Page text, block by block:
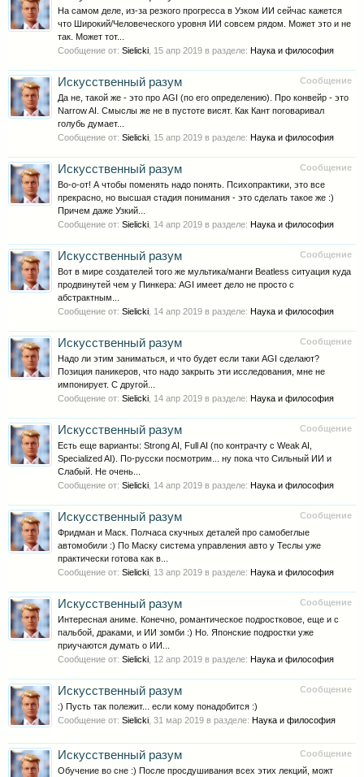
На самом деле, из-за резкого прогресса в Узком ИИ сейчас кажется
что Широкий/Человеческого уровня ИИ совсем рядом. Может это и не
так. Может тот...
Сообщение от: Sielicki 15 апр 2019 в разделе: Наука и философия
Сообщение
Искусственный разум
Да не, такой же - это про AGI (по его определению). Про конвейр - это
Narrow AI. Смыслы же не в пустоте висят. Как Кант поговаривал
голубь думает...
Сообщение от: Sielicki 15 апр 2019 в разделе: Наука и философия
Сообщение
Искусственный разум
Во-о-от! А чтобы поменять надо понять. Психопрактики, это все
прекрасно, но высшая стадия понимания - это сделать такое же :)
Причем даже Узкий...
Сообщение от: Sielicki 14 апр 2019 в разделе: Наука и философия
Сообщение
Искусственный разум
Вот в мире создателей того же мультика/манги Beatless ситуация куда
продвинутей чем у Пинкера: AGI имеет дело не просто с
абстрактным...
Сообщение от: Sielicki 14 апр 2019 в разделе: Наука и философия
Сообщение
Искусственный разум
Надо ли этим заниматься, и что будет если таки AGI сделают?
Позиция паникеров, что надо закрыть эти исследования, мне не
импонирует. С другой...
Сообщение от: Sielicki 14 апр 2019 в разделе: Наука и философия
Сообщение
Искусственный разум
Есть еще варианты: Strong AI, Full AI (по контрачту с Weak AI,
Specialized AI). По-русски посмотрим... ну пока что Сильный ИИ и
Слабый. Не очень...
Сообщение от: Sielicki 14 апр 2019 в разделе: Наука и философия
Сообщение
Искусственный разум
Фридман и Маск. Полчаса скучных деталей про самобеглые
автомобили :) По Маску система управления авто у Теслы уже
практически готова как в...
Сообщение от: Sielicki 13 апр 2019 в разделе: Наука и философия
Сообщение
Искусственный разум
Интересная аниме. Конечно, романтическое подростковое, еще и с
пальбой, драками, и ИИ зомби :) Но. Японские подростки уже
приучаются думать о ИИ...
Сообщение от: Sielicki 12 апр 2019 в разделе: Наука и философия
Сообщение
Искусственный разум
:) Пусть так полежит... если кому понадобится :)
Сообщение от: Sielicki 31 мар 2019 в разделе: Наука и философия
Сообщение
Искусственный разум
Обучение во сне :) После просдушивания всех этих лекций, можт